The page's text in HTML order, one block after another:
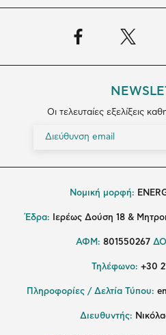
Οι τελευταίες εξελίξεις
Νομική μορφή:
Έδρα: Ιερέως Δούση 18 &
ΑΦΜ: 801550267
Τηλέφωνο: +30
Πληροφορίες / Δελτία Τύπου:
Διευθυντής: